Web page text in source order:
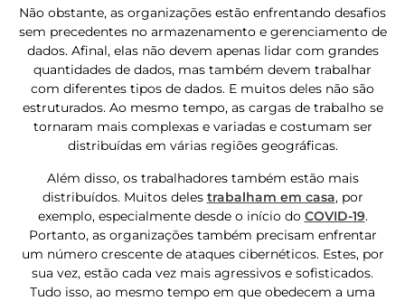
Não obstante, as organizações estão enfrentando desafios
sem precedentes no armazenamento e gerenciamento de
dados. Afinal, elas não devem apenas lidar com grandes
quantidades de dados, mas também devem trabalhar
com diferentes tipos de dados. E muitos deles não são
estruturados. Ao mesmo tempo, as cargas de trabalho se
tornaram mais complexas e variadas e costumam ser
distribuídas em várias regiões geográficas.
Além disso, os trabalhadores também estão mais
distribuídos. Muitos deles trabalham em casa, por
exemplo, especialmente desde o início do COVID-19.
Portanto, as organizações também precisam enfrentar
um número crescente de ataques cibernéticos. Estes, por
sua vez, estão cada vez mais agressivos e sofisticados.
Tudo isso, ao mesmo tempo em que obedecem a uma